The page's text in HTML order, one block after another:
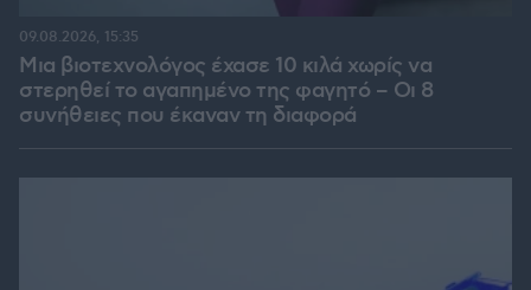
Μια βιοτεχνολόγος έχασε 10 κιλά χωρίς να
στερηθεί το αγαπημένο της φαγητό – Οι 8
συνήθειες που έκαναν τη διαφορά
09.08.2026, 15:35